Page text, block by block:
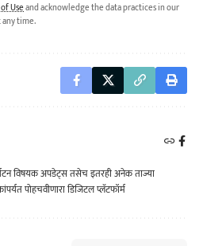
Useand acknowledge the data practices in our
any time.
विषयक अपडेट्स तसेच इतरही अनेक ताज्या
पोहचवीणारा डिजिटल प्लॅटफॉर्म